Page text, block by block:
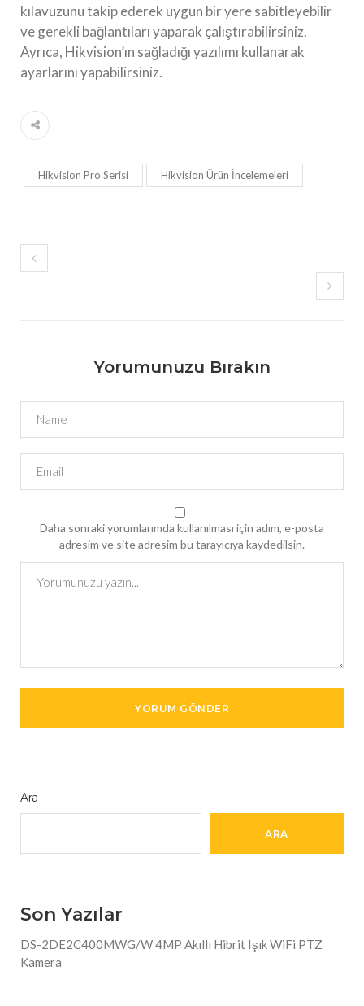
kılavuzunu takip ederek uygun bir yere sabitleyebilir
ve gerekli bağlantıları yaparak çalıştırabilirsiniz.
Ayrıca, Hikvision’ın sağladığı yazılımı kullanarak
ayarlarını yapabilirsiniz.
Hikvision Pro Serisi Hikvision Ürün İncelemeleri
Yorumunuzu Bırakın
Daha sonraki yorumlarımda kullanılması için adım, e-posta
adresim ve site adresim bu tarayıcıya kaydedilsin.
Ara
ARA
Son Yazılar
DS-2DE2C400MWG/W 4MP Akıllı Hibrit Işık WiFi PTZ
Kamera